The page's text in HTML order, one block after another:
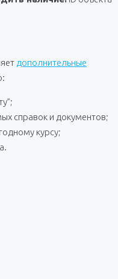
дополнительные
справок и документов;
курсу;